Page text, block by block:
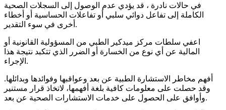
في حالات نادرة ، قد يؤدي عدم الوصول إلى السجلات الصحية
الكاملة إلى تفاعل دوائي سلبي أو تفاعلات الحساسية أو أخطاء
أخرى في سوء التقدير.
اعفي سلطات مركز ميدكير الطبي من المسؤولية القانونية أو
المالية عن أي نوع من الخسارة أو الضرر الذي تتكبد نتيجة هذا
الإجراء.
أفهم مخاطر الاستشارة الطبية عن بعد وعواقبها وفوائدها وبدائلها.
وقد حصلت على معلومات كافية بلغة أفهمها، لاتخاذ قرار مستنير
وأوافق على الحصول على خدمات الاستشارات الصحية عن بعد.